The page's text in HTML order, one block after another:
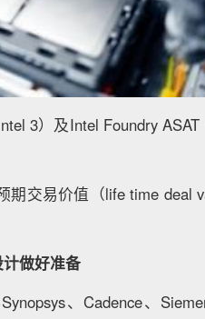
3）及Intel Foundry
交易价值（life time deal
做好准备
、Cadence、